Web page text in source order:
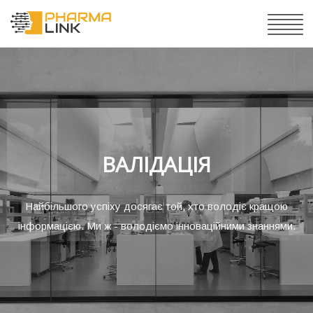
ФАРМАКОНАГЛЯД
Найбільшого успіху досягає той, хто володіє кращою
інформацією. Ми ж - володіємо інноваційними знаннями.